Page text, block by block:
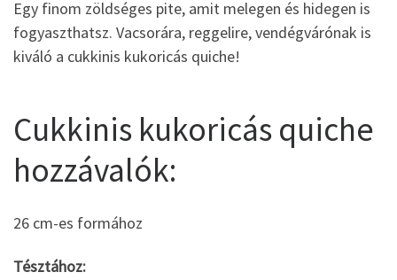
Egy finom zöldséges pite, amit melegen és hidegen is
fogyaszthatsz. Vacsorára, reggelire, vendégvárónak is
kiváló a cukkinis kukoricás quiche!
Cukkinis kukoricás quiche
hozzávalók:
26 cm-es formához
Tésztához: